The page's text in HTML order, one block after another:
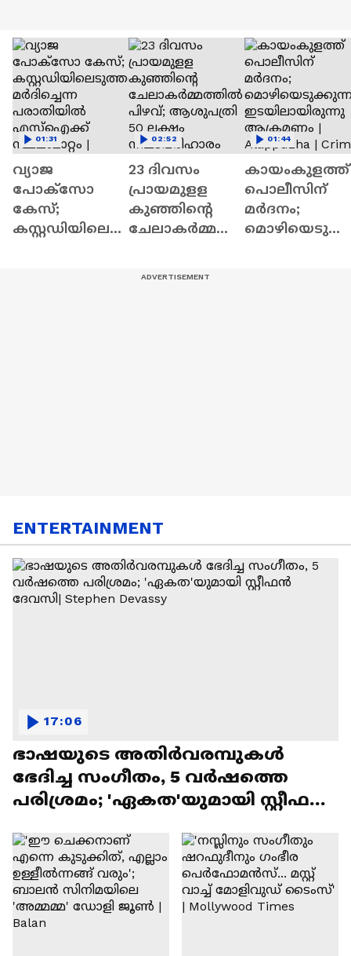
വ്യാജ
പോക്സോ
കേസ്;
കസ്റ്റഡിയിലെടു
01:31
23 ദിവസം
പ്രായമുളള
കുഞ്ഞിന്റെ
ചേലാകർമ്മ
02:52
കായംകുളത്ത്
പൊലീസിന്
മർദനം;
01:44
ENTERTAINMENT
ഭാഷയുടെ അതിർവരമ്പുകൾ
ഭേദിച്ച സംഗീതം, 5 വർഷത്തെ
പരിശ്രമം; 'ഏകത'യുമായി സ്റ്റീഫൻ
17:06